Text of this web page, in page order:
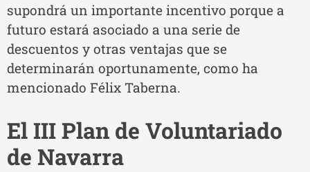
supondrá un importante incentivo porque a
futuro estará asociado a una serie de
descuentos y otras ventajas que se
determinarán oportunamente, como ha
mencionado Félix Taberna.
El III Plan de Voluntariado
de Navarra